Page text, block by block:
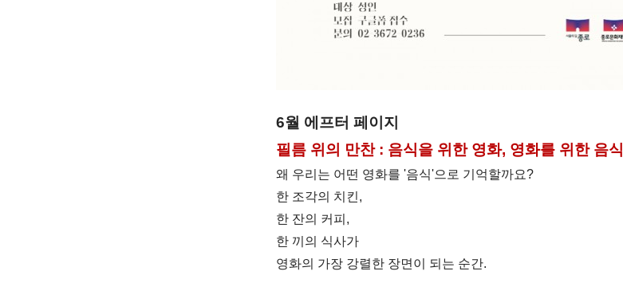
6월 에프터 페이지
필름 위의 만찬 : 음식을 위한 영화, 영화를 위한 음식
왜 우리는 어떤 영화를 '음식'으로 기억할까요?
한 조각의 치킨,
한 잔의 커피,
한 끼의 식사가
영화의 가장 강렬한 장면이 되는 순간.